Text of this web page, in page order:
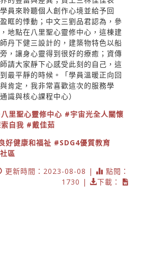
員來聆聽個人創作心境並給予回
眶的悸動；中文三劉品君認為，參
地點在八里聖心靈修中心，這棟建
丹下健三設計的，建築物特色以船
，讓身心靈得到很好的療癒；資傳
請大家靜下心感受此刻的自己，這
最平靜的時候。「學員溫暖正向回
肯定，我非常喜歡這次的服務學
識與核心課程中心）
里聖心靈修中心 #宇宙光全人關懷
自我 #戴佳茹
好健康和福祉 #SDG4優質教育
區
更新時間：2023-08-08 |
點閱：
1730 |
下載：